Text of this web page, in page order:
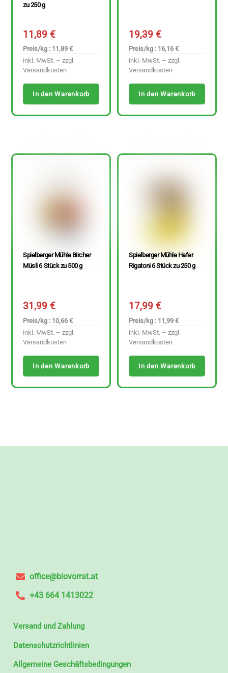
zu 250 g
11,89€
Preis/kg : 11,89 €
inkl. MwSt. – zzgl.
Versandkosten
In den Warenkorb
19,39€
Preis/kg : 16,16 €
inkl. MwSt. – zzgl.
Versandkosten
In den Warenkorb
Spielberger Mühle Bircher
Müsli 6 Stück zu 500 g
31,99€
Preis/kg : 10,66 €
inkl. MwSt. – zzgl.
Versandkosten
In den Warenkorb
Spielberger Mühle Hafer
Rigatoni 6 Stück zu 250 g
17,99€
Preis/kg : 11,99 €
inkl. MwSt. – zzgl.
Versandkosten
In den Warenkorb
office@biovorrat.at
+43 664 1413022
Versand und Zahlung
Datenschutzrichtlinien
Allgemeine Geschäftsbedingungen